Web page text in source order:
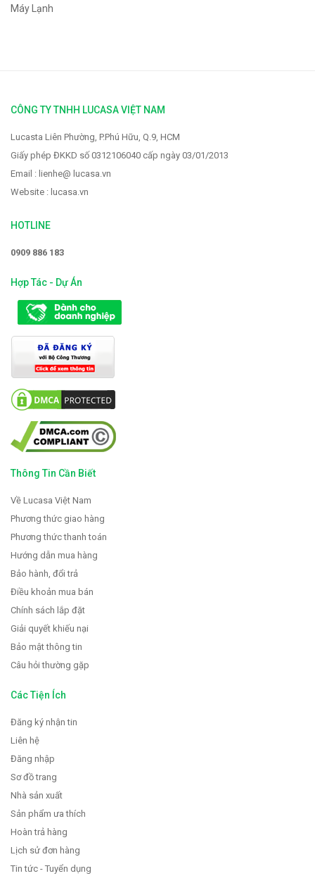
Máy Lạnh
CÔNG TY TNHH LUCASA VIỆT NAM
Lucasta Liên Phường, P.Phú Hữu, Q.9, HCM
Giấy phép ĐKKD số 0312106040 cấp ngày 03/01/2013
Email : lienhe@ lucasa.vn
Website : lucasa.vn
HOTLINE
0909 886 183
Hợp Tác - Dự Án
Thông Tin Cần Biết
Về Lucasa Việt Nam
Phương thức giao hàng
Phương thức thanh toán
Hướng dẫn mua hàng
Bảo hành, đổi trả
Điều khoản mua bán
Chính sách lắp đặt
Giải quyết khiếu nại
Bảo mật thông tin
Câu hỏi thường gặp
Các Tiện Ích
Đăng ký nhận tin
Liên hệ
Đăng nhập
Sơ đồ trang
Nhà sản xuất
Sản phẩm ưa thích
Hoàn trả hàng
Lịch sử đơn hàng
Tin tức - Tuyển dụng